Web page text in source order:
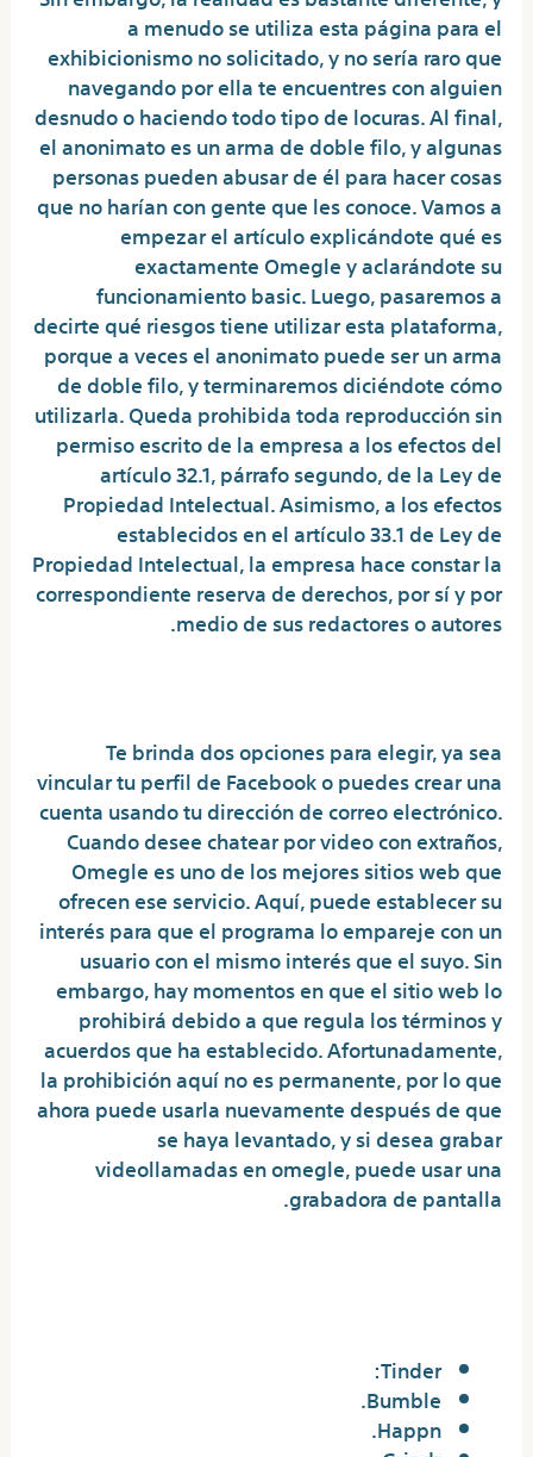
a menudo se utiliza esta página para el
exhibicionismo no solicitado, y no sería raro que
navegando por ella te encuentres con alguien
desnudo o haciendo todo tipo de locuras. Al final,
el anonimato es un arma de doble filo, y algunas
personas pueden abusar de él para hacer cosas
que no harían con gente que les conoce. Vamos a
empezar el artículo explicándote qué es
exactamente Omegle y aclarándote su
funcionamiento basic. Luego, pasaremos a
decirte qué riesgos tiene utilizar esta plataforma,
porque a veces el anonimato puede ser un arma
de doble filo, y terminaremos diciéndote cómo
utilizarla. Queda prohibida toda reproducción sin
permiso escrito de la empresa a los efectos del
artículo 32.1, párrafo segundo, de la Ley de
Propiedad Intelectual. Asimismo, a los efectos
establecidos en el artículo 33.1 de Ley de
Propiedad Intelectual, la empresa hace constar la
correspondiente reserva de derechos, por sí y por
medio de sus redactores o autores.
Te brinda dos opciones para elegir, ya sea
vincular tu perfil de Facebook o puedes crear una
cuenta usando tu dirección de correo electrónico.
Cuando desee chatear por video con extraños,
Omegle es uno de los mejores sitios web que
ofrecen ese servicio. Aquí, puede establecer su
interés para que el programa lo empareje con un
usuario con el mismo interés que el suyo. Sin
embargo, hay momentos en que el sitio web lo
prohibirá debido a que regula los términos y
acuerdos que ha establecido. Afortunadamente,
la prohibición aquí no es permanente, por lo que
ahora puede usarla nuevamente después de que
se haya levantado, y si desea grabar
videollamadas en omegle, puede usar una
grabadora de pantalla.
Tinder:
Bumble.
Happn.